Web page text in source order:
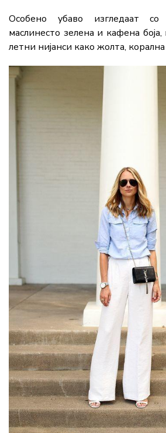
Особено убаво изгледаат со
маслинесто зелена и кафена
летни нијанси како жолта,